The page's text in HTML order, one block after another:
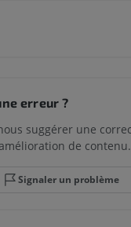
erreur ?
suggérer une
de contenu.
Signaler un problème